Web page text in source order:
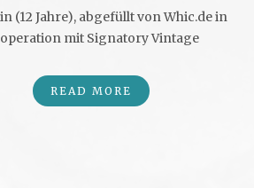
(12 Jahre), abgefüllt von Whic.de in
mit Signatory Vintage
READ MORE